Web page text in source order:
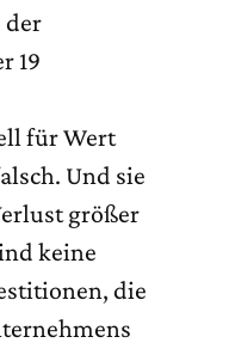
der
19
für Wert
Und sie
größer
keine
die